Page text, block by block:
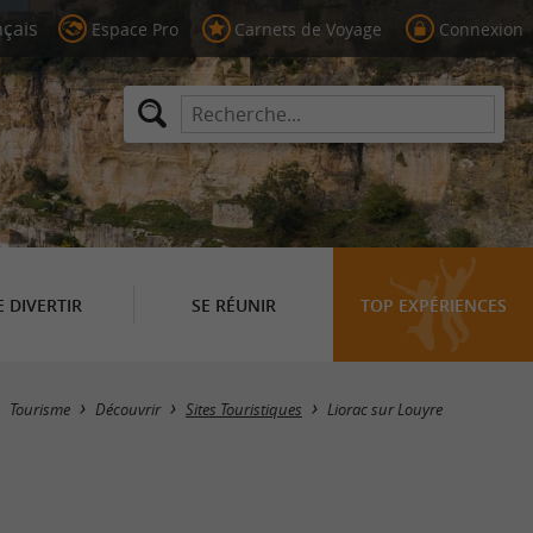
Espace Pro Carnets de Voyage Connexion
DIVERTIR SE RÉUNIR TOP EXPÉRIENCES
Masquer la carte
Tourisme Découvrir Sites Touristiques Liorac sur Louyre